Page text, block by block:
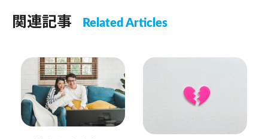
関連記事 Related Articles